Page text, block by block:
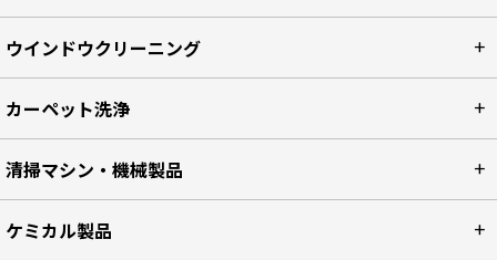
ウインドウクリーニング
カーペット洗浄
清掃マシン・機械製品
ケミカル製品